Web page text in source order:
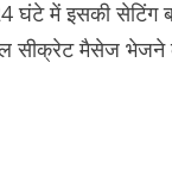
घंटे में इसकी सेटिंग
सीक्रेट मैसेज